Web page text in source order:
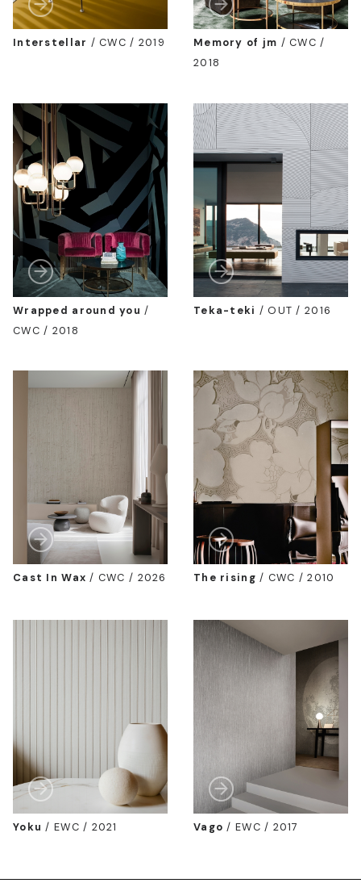
Interstellar /CWC / 2019 Memory of jm /CWC /
2018
Wrapped around you /
CWC / 2018
Teka-teki /OUT / 2016
Cast In Wax / CWC / 2026 The rising / CWC / 2010
Yoku / EWC / 2021 Vago / EWC / 2017